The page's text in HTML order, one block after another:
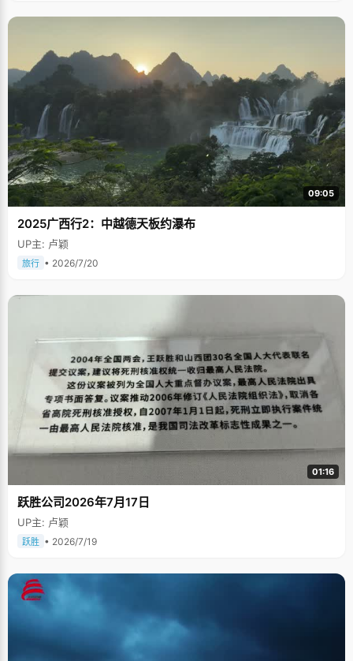
09:05
2025广西行2：中越德天板约瀑布
UP主: 卢颖
旅行 • 2026/7/20
01:16
跃胜公司2026年7月17日
UP主: 卢颖
跃胜 • 2026/7/19